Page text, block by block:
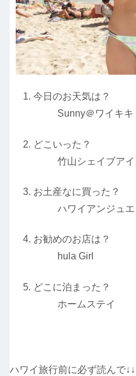
今日のお天気は？
Sunny＠ワイキキ
どこいった？
竹山シェイブア
お土産なに買った？
ハワイアンジュ
お勧めのお店は？
hula Girl
どこに泊まった？
ホームステイ
ハワイ旅行前に必ず読んで↓↓